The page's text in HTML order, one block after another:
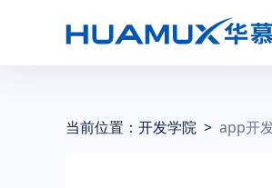
当前位置： 开发学院 > app开